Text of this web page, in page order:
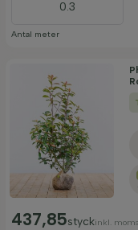
Antal meter
437,85styckinkl.